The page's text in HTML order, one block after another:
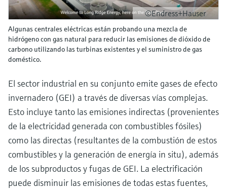
©Endress+Hauser
Algunas centrales eléctricas están probando una mezcla de
hidrógeno con gas natural para reducir las emisiones de dióxido de
carbono utilizando las turbinas existentes y el suministro de gas
doméstico.
El sector industrial en su conjunto emite gases de efecto
invernadero (GEI) a través de diversas vías complejas.
Esto incluye tanto las emisiones indirectas (provenientes
de la electricidad generada con combustibles fósiles)
como las directas (resultantes de la combustión de estos
combustibles y la generación de energía in situ), además
de los subproductos y fugas de GEI. La electrificación
puede disminuir las emisiones de todas estas fuentes,